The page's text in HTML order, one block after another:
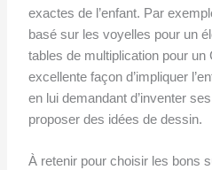
exactes de l’enfant. Par
basé sur les voyelles pour un
tables de multiplication pour un
excellente façon d’impliquer
en lui demandant d’inventer
proposer des idées de dessin.
À retenir pour choisir les bons